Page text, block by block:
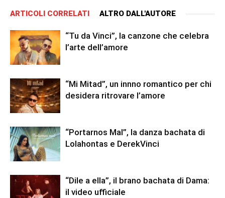
ARTICOLI CORRELATI ALTRO DALL'AUTORE
“Tu da Vinci”, la canzone che celebra
l’arte dell’amore
“Mi Mitad”, un innno romantico per chi
desidera ritrovare l’amore
“Portarnos Mal”, la danza bachata di
Lolahontas e DerekVinci
“Dile a ella”, il brano bachata di Dama:
il video ufficiale